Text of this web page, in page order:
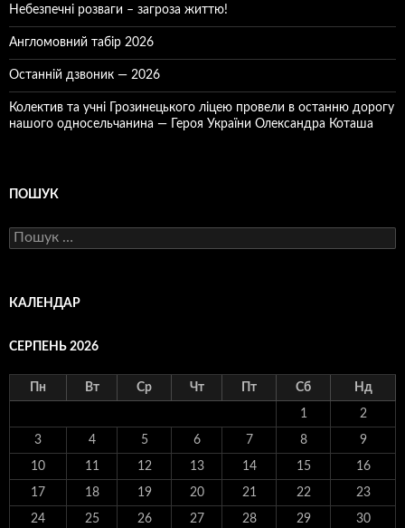
Небезпечні розваги – загроза життю!
Англомовний табір 2026
Останній дзвоник — 2026
Колектив та учні Грозинецького ліцею провели в останню дорогу
нашого односельчанина — Героя України Олександра Коташа
ПОШУК
Пошук:
КАЛЕНДАР
СЕРПЕНЬ 2026
Пн Вт Ср Чт Пт Сб Нд
1 2
3 4 5 6 7 8 9
10 11 12 13 14 15 16
17 18 19 20 21 22 23
24 25 26 27 28 29 30